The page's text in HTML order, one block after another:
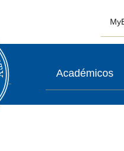
Académicos